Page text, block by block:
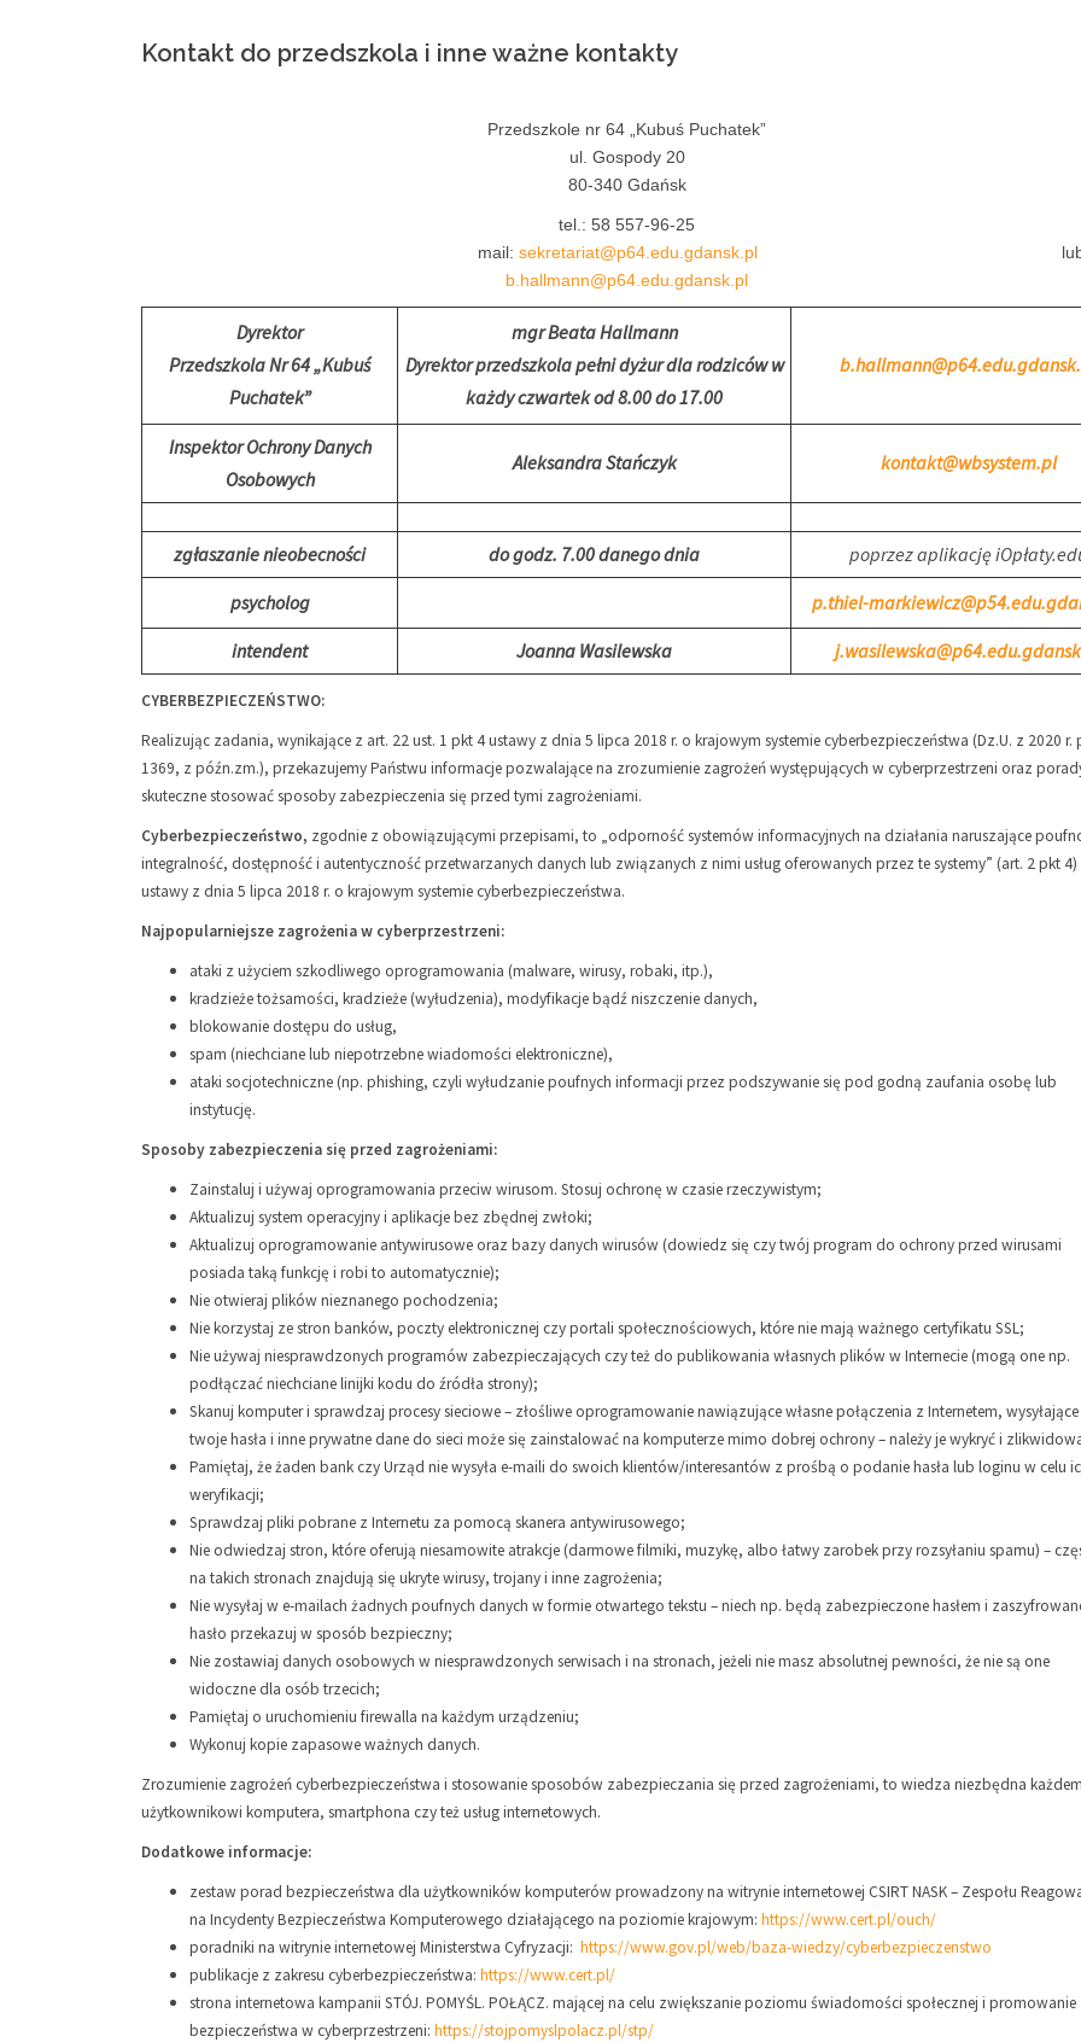
Kontakt do przedszkola i inne ważne kontakty
Przedszkole nr 64 „Kubuś Puchatek”
ul. Gospody 20
80-340 Gdańsk
tel.: 58 557-96-25
mail: sekretariat@p64.edu.gdansk.pl
b.hallmann@p64.edu.gdansk.pl
Dyrektor
Przedszkola Nr 64 „Kubuś
Puchatek”
mgr Beata Hallmann
Dyrektor przedszkola pełni dyżur dla rodziców w
każdy czwartek od 8.00 do 17.00
Inspektor Ochrony Danych
Osobowych
Aleksandra Stańczyk kontakt@wbsystem.pl
zgłaszanie nieobecności do godz. 7.00 danego dnia
poprzez aplikację
psycholog
p.thiel-
intendent
Joanna Wasilewska
CYBERBEZPIECZEŃSTWO:
Realizując zadania, wynikające z art. 22 ust. 1 pkt 4 ustawy z dnia 5 lipca 2018 r. o krajowym systemie cyberbezpieczeństwa (Dz.U. z 2020 r.
1369, z późn.zm.), przekazujemy Państwu informacje pozwalające na zrozumienie zagrożeń występujących w cyberprzestrzeni oraz
skuteczne stosować sposoby zabezpieczenia się przed tymi zagrożeniami.
Cyberbezpieczeństwo, zgodnie z obowiązującymi przepisami, to „odporność systemów informacyjnych na działania naruszające
integralność, dostępność i autentyczność przetwarzanych danych lub związanych z nimi usług oferowanych przez te systemy” (art. 2 pkt 4)
ustawy z dnia 5 lipca 2018 r. o krajowym systemie cyberbezpieczeństwa.
Najpopularniejsze zagrożenia w cyberprzestrzeni:
ataki z użyciem szkodliwego oprogramowania (malware, wirusy, robaki, itp.),
kradzieże tożsamości, kradzieże (wyłudzenia), modyfikacje bądź niszczenie danych,
blokowanie dostępu do usług,
spam (niechciane lub niepotrzebne wiadomości elektroniczne),
ataki socjotechniczne (np. phishing, czyli wyłudzanie poufnych informacji przez podszywanie się pod godną zaufania osobę lub
instytucję.
Sposoby zabezpieczenia się przed zagrożeniami:
Zainstaluj i używaj oprogramowania przeciw wirusom. Stosuj ochronę w czasie rzeczywistym;
Aktualizuj system operacyjny i aplikacje bez zbędnej zwłoki;
Aktualizuj oprogramowanie antywirusowe oraz bazy danych wirusów (dowiedz się czy twój program do ochrony przed wirusami
posiada taką funkcję i robi to automatycznie);
Nie otwieraj plików nieznanego pochodzenia;
Nie korzystaj ze stron banków, poczty elektronicznej czy portali społecznościowych, które nie mają ważnego certyfikatu SSL;
Nie używaj niesprawdzonych programów zabezpieczających czy też do publikowania własnych plików w Internecie (mogą one np.
podłączać niechciane linijki kodu do źródła strony);
Skanuj komputer i sprawdzaj procesy sieciowe – złośliwe oprogramowanie nawiązujące własne połączenia z Internetem, wysyłające
twoje hasła i inne prywatne dane do sieci może się zainstalować na komputerze mimo dobrej ochrony – należy je wykryć i
Pamiętaj, że żaden bank czy Urząd nie wysyła e-maili do swoich klientów/interesantów z prośbą o podanie hasła lub loginu w celu
weryfikacji;
Sprawdzaj pliki pobrane z Internetu za pomocą skanera antywirusowego;
Nie odwiedzaj stron, które oferują niesamowite atrakcje (darmowe filmiki, muzykę, albo łatwy zarobek przy rozsyłaniu spamu) –
na takich stronach znajdują się ukryte wirusy, trojany i inne zagrożenia;
Nie wysyłaj w e-mailach żadnych poufnych danych w formie otwartego tekstu – niech np. będą zabezpieczone hasłem i
hasło przekazuj w sposób bezpieczny;
Nie zostawiaj danych osobowych w niesprawdzonych serwisach i na stronach, jeżeli nie masz absolutnej pewności, że nie są one
widoczne dla osób trzecich;
Pamiętaj o uruchomieniu firewalla na każdym urządzeniu;
Wykonuj kopie zapasowe ważnych danych.
Zrozumienie zagrożeń cyberbezpieczeństwa i stosowanie sposobów zabezpieczania się przed zagrożeniami, to wiedza niezbędna
użytkownikowi komputera, smartphona czy też usług internetowych.
Dodatkowe informacje:
zestaw porad bezpieczeństwa dla użytkowników komputerów prowadzony na witrynie internetowej CSIRT NASK – Zespołu
na Incydenty Bezpieczeństwa Komputerowego działającego na poziomie krajowym: https://www.cert.pl/ouch/
poradniki na witrynie internetowej Ministerstwa Cyfryzacji: https://www.gov.pl/web/baza-wiedzy/cyberbezpieczenstwo
publikacje z zakresu cyberbezpieczeństwa: https://www.cert.pl/
strona internetowa kampanii STÓJ. POMYŚL. POŁĄCZ. mającej na celu zwiększanie poziomu świadomości społecznej i promowanie
bezpieczeństwa w cyberprzestrzeni: https://stojpomyslpolacz.pl/stp/